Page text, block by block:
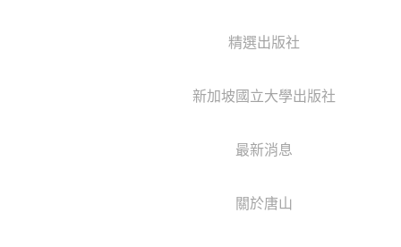
精選出版社
新加坡國立大學出版社
最新消息
關於唐山